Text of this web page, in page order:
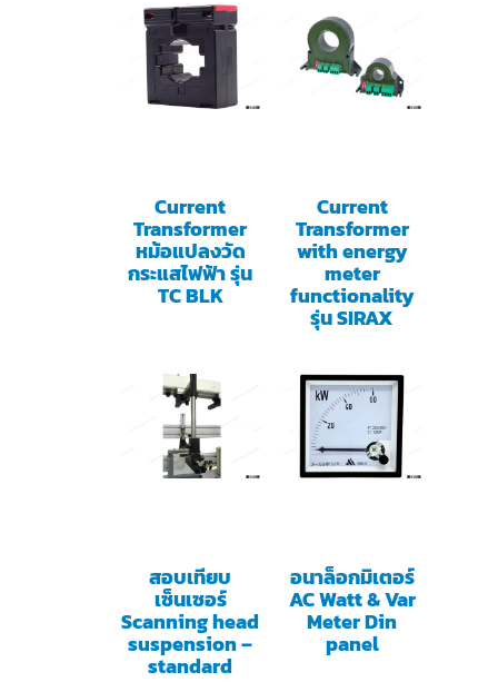
Current
Transformer
หม้อแปลงวัด
กระแสไฟฟ้า รุ่น
TC BLK
Current
Transformer
with energy
meter
functionality
รุ่น SIRAX
สอบเทียบ
เซ็นเซอร์
Scanning head
suspension –
standard
อนาล็อกมิเตอร์
AC Watt & Var
Meter Din
panel